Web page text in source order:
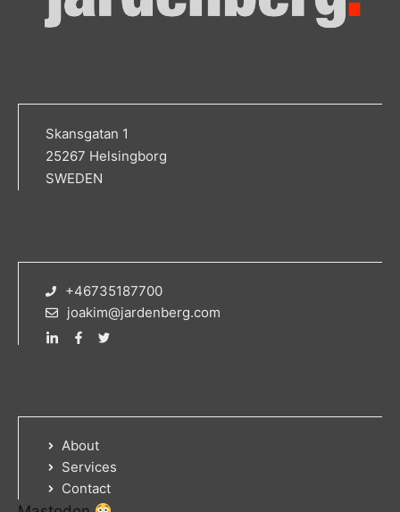
Skansgatan 1
25267 Helsingborg
SWEDEN
+46735187700
joakim@jardenberg.com
About
Services
Contact